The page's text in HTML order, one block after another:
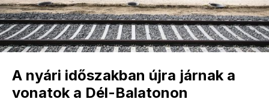
A nyári időszakban újra járnak a
vonatok a Dél-Balatonon